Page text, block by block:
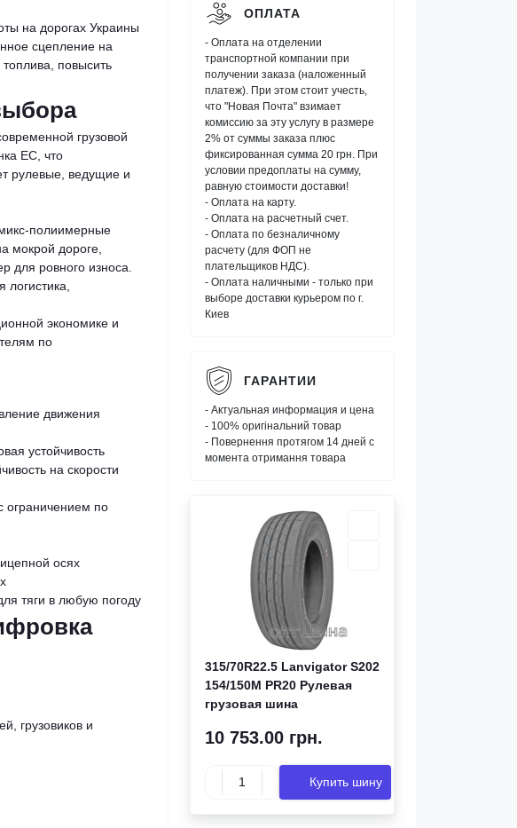
на дорогах Украины
сцепление на
повысить
грузовой
ЕС, что
рулевые, ведущие и
полиимерные
мокрой дороге,
для ровного износа.
экономике и
по
движения
устойчивость
на скорости
ограничением по
осях
тяги в любую погоду
грузовиков и
ОПЛАТА
- Оплата на отделении
транспортной компании при
получении заказа (наложенный
платеж). При этом стоит учесть,
что "Новая Почта" взимает
комиссию за эту услугу в размере
2% от суммы заказа плюс
фиксированная сумма 20 грн. При
условии предоплаты на сумму,
равную стоимости доставки!
- Оплата на карту.
- Оплата на расчетный счет.
- Оплата по безналичному
расчету (для ФОП не
плательщиков НДС).
- Оплата наличными - только при
выборе доставки курьером по г.
Киев
ГАРАНТИИ
- Актуальная информация и цена
- 100% оригінальний товар
- Повернення протягом 14 дней с
момента отримання товара
315/70R22.5 Lanvigator S202
154/150M PR20 Рулевая
грузовая шина
10 753.00 грн.
Купить шину